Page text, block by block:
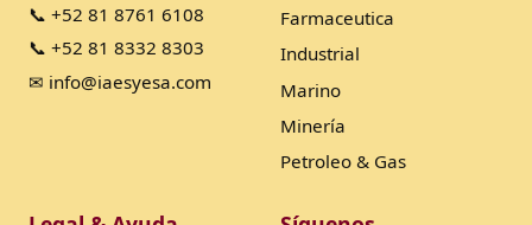
📞 +52 81 8761 6108
📞 +52 81 8332 8303
✉ info@iaesyesa.com
Farmaceutica
Industrial
Marino
Minería
Petroleo & Gas